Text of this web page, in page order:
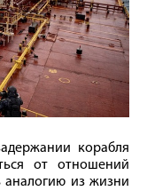
корабля
от отношений
аналогию из жизни